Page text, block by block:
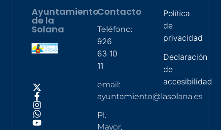
Ayuntamiento
de la
Solana
Contacto
Teléfono:
926
63 10
11
email:
ayuntamiento@lasolana.es
Pl.
Mayor,
Política
de
privacidad
Declaración
de
accesibilidad